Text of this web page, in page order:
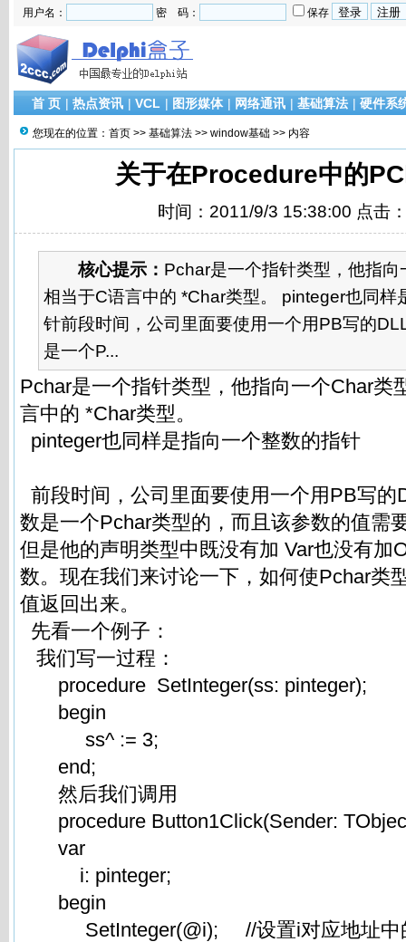
用户名： 密 码： 保存
首 页 | 热点资讯 | VCL | 图形媒体 | 网络通讯 | 基础算法 | 硬件系
您现在的位置： 首页 >> 基础算法 >> window基础 >> 内容
关于在Procedure中的
时间：2011/9/3 15:38:00 点击
核心提示： Pchar是一个指针类型，他指
相当于C语言中的 *Char类型。 pinteger也同样
针前段时间，公司里面要使用一个用PB写的
是一个P...
Pchar是一个指针类型，他指向一个Char类
言中的 *Char类型。
pinteger也同样是指向一个整数的指针
前段时间，公司里面要使用一个用PB写的
数是一个Pchar类型的，而且该参数的值需
但是他的声明类型中既没有加 Var也没有加
数。现在我们来讨论一下，如何使Pchar类
值返回出来。
先看一个例子：
我们写一过程：
procedure SetInteger(ss: pinteger);
begin
ss^ := 3;
end;
然后我们调用
procedure Button1Click(Sender:
var
i: pinteger;
begin
SetInteger(@i); //设置i对应地址中的